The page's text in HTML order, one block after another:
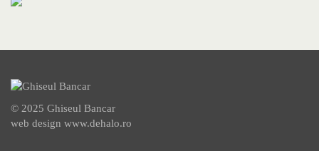
© 2025 Ghiseul Bancar
web design www.dehalo.ro